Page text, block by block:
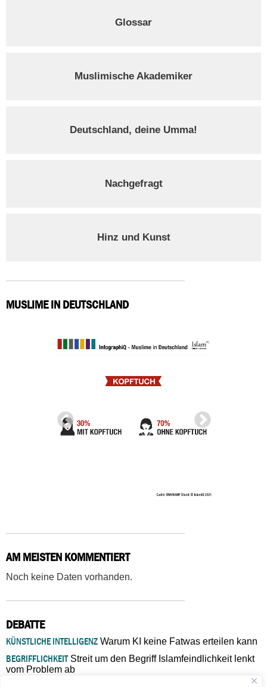
Glossar
Muslimische Akademiker
Deutschland, deine Umma!
Nachgefragt
Hinz und Kunst
MUSLIME IN DEUTSCHLAND
AM MEISTEN KOMMENTIERT
Noch keine Daten vorhanden.
DEBATTE
KÜNSTLICHE INTELLIGENZ Warum KI keine Fatwas erteilen kann
BEGRIFFLICHKEITStreit um den Begriff Islamfeindlichkeit lenkt
vom Problem ab